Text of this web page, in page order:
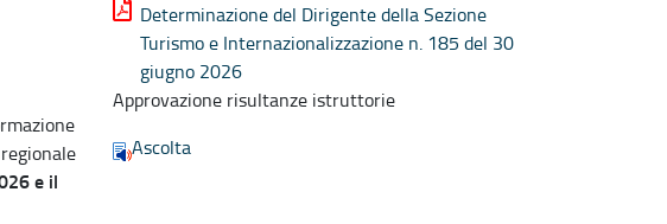
e il
Determinazione del Dirigente della Sezione
Turismo e Internazionalizzazione n. 185 del 30
giugno 2026
Approvazione risultanze istruttorie
Ascolta